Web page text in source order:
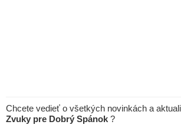
Chcete vedieť o všetkých novinkách a
Zvuky pre Dobrý Spánok ?